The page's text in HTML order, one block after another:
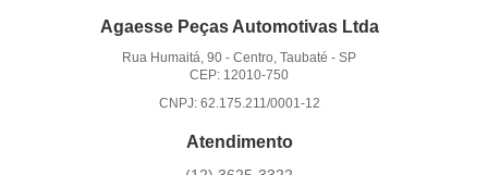
Agaesse Peças Automotivas Ltda
Rua Humaitá, 90 -Centro, Taubaté -SP
CEP: 12010-750
CNPJ: 62.175.211/0001-12
Atendimento